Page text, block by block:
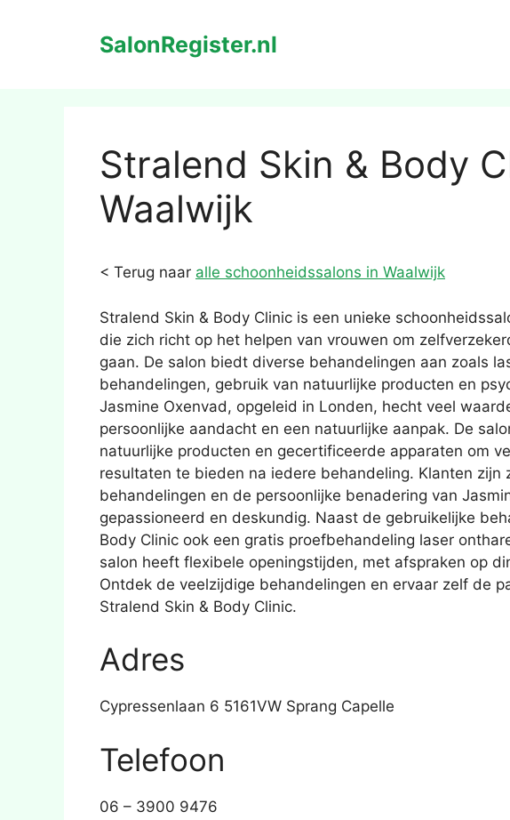
SalonRegister.nl
Stralend Skin & Body
Waalwijk
< Terug naar alle schoonheidssalons in Waalwijk
Stralend Skin & Body Clinic is een unieke
die zich richt op het helpen van vrouwen om
gaan. De salon biedt diverse behandelingen aan zoals
behandelingen, gebruik van natuurlijke producten en
Jasmine Oxenvad, opgeleid in Londen, hecht veel
persoonlijke aandacht en een natuurlijke aanpak. De
natuurlijke producten en gecertificeerde apparaten om
resultaten te bieden na iedere behandeling. Klanten zijn
behandelingen en de persoonlijke benadering van
gepassioneerd en deskundig. Naast de gebruikelijke
Body Clinic ook een gratis proefbehandeling laser
salon heeft flexibele openingstijden, met afspraken op
Ontdek de veelzijdige behandelingen en ervaar zelf de
Stralend Skin & Body Clinic.
Adres
Cypressenlaan 6 5161VW Sprang Capelle
Telefoon
06 – 3900 9476